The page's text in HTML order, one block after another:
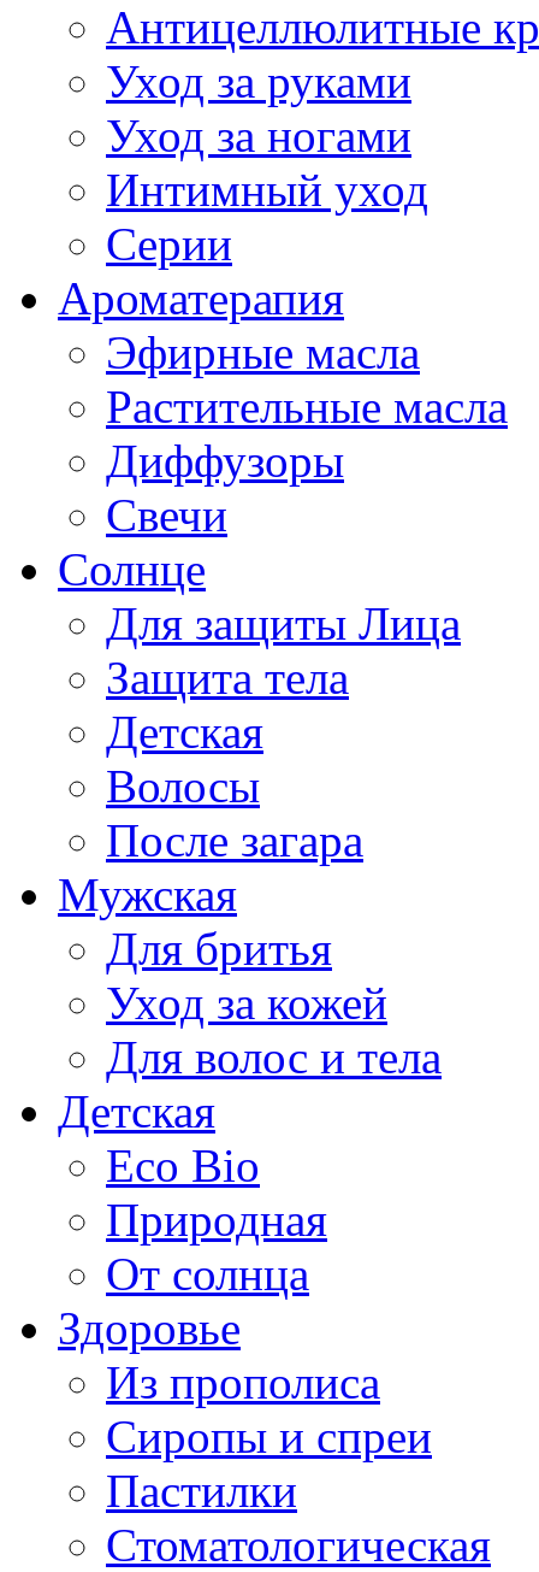
Антицеллюлитные
Уход за руками
Уход за ногами
Интимный уход
Серии
Ароматерапия
Эфирные масла
Растительные масла
Диффузоры
Свечи
Солнце
Для защиты Лица
Защита тела
Детская
Волосы
После загара
Мужская
Для бритья
Уход за кожей
Для волос и тела
Детская
Eco Bio
Природная
От солнца
Здоровье
Из прополиса
Сиропы и спреи
Пастилки
Стоматологическая